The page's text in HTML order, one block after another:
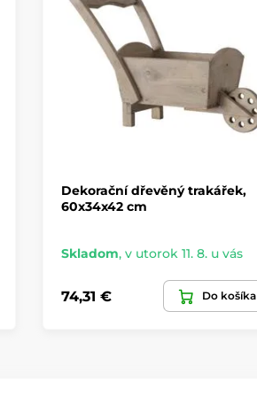
Dekorační dřevěný trakářek,
60x34x42 cm
Skladom, v utorok 11. 8. u vás
74,31 € Do košíka